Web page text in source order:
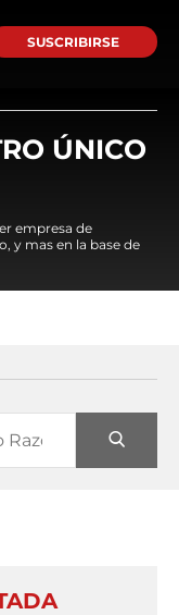
SUSCRIBIRSE
ÚNICO
empresa de
y mas en la base de